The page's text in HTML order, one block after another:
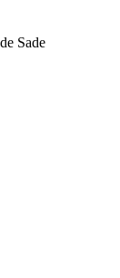
Sade